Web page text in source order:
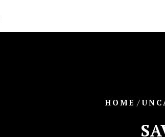
HOME /